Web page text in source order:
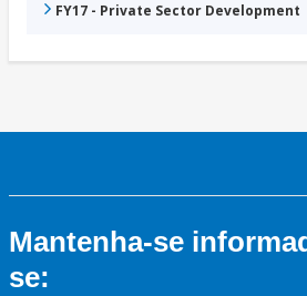
FY17 - Private Sector Development
Mantenha-se
se: